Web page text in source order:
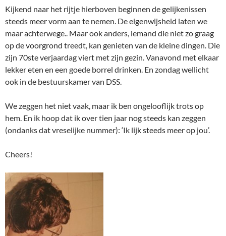
Kijkend naar het rijtje hierboven beginnen de gelijkenissen
steeds meer vorm aan te nemen. De eigenwijsheid laten we
maar achterwege.. Maar ook anders, iemand die niet zo graag
op de voorgrond treedt, kan genieten van de kleine dingen. Die
zijn 70ste verjaardag viert met zijn gezin. Vanavond met elkaar
lekker eten en een goede borrel drinken. En zondag wellicht
ook in de bestuurskamer van DSS.
We zeggen het niet vaak, maar ik ben ongelooflijk trots op
hem. En ik hoop dat ik over tien jaar nog steeds kan zeggen
(ondanks dat vreselijke nummer): ‘Ik lijk steeds meer op jou’.
Cheers!